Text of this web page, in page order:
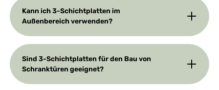
Kann ich 3-Schichtplatten im
Außenbereich verwenden?
Sind 3-Schichtplatten für den Bau von
Schranktüren geeignet?